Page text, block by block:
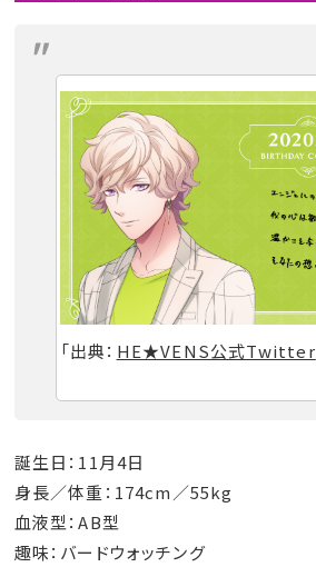
「出典： HE★VENS公式Twitter
誕生日：11月4日
身長／体重：174cm／55kg
血液型：AB型
趣味：バードウォッチング